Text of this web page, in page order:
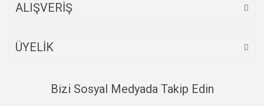
ALIŞVERİŞ
ÜYELİK
Bizi Sosyal Medyada Takip Edin